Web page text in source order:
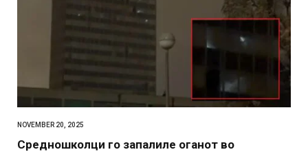
NOVEMBER 20, 2025
Средношколци го запалиле оганот во